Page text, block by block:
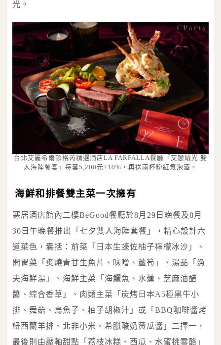
光。
台北艾麗希爾頓格芮精選酒店LA FARFALLA餐廳「艾戀絨光 雙
人海陸饗宴」每套5,200元+10%，再送兩杯粉紅氣泡酒。
海鮮和排餐雙主菜一次擁有
寒居酒店館內二樓BeGood餐廳於8月29日晚餐及8月
30日午晚餐推出「七夕雙人海陸套餐」，精心設計六
道菜色，囊括：前菜「日本生蠔佐柚子檸檬冰沙」、
開胃菜「炙燒青甘生魚片、味噌、蘆筍」、湯品「漁
夫海鮮湯」、海鮮主菜「海鱺魚、水蓮、芝麻油醋
醬、綜合香草」、肉類主菜「炭烤日本A5極黑牛小
排、舞菇、烏魚子、柚子胡椒汁」或「BBQ咖啡醬烤
紐西蘭羊排、北非小米、希臘酸奶黃瓜醬」二擇一，
最後則由壓軸甜點「荔枝冰糕、西瓜、水蜜桃雪酪」